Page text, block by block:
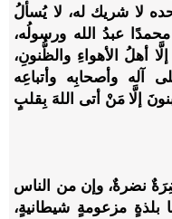
لا شريك له، لا يُسألُ
عبدُ الله ورسولُه،
أهلُ الأهواءِ والظُّنونِ،
آله وأصحابِه وأتباعِه
إلَّا مَنْ أتى اللهَ بِقلبٍ
نضرةٌ، وإن من الناس
بلذةٍ مزعومةٍ شيطانيةٍ،